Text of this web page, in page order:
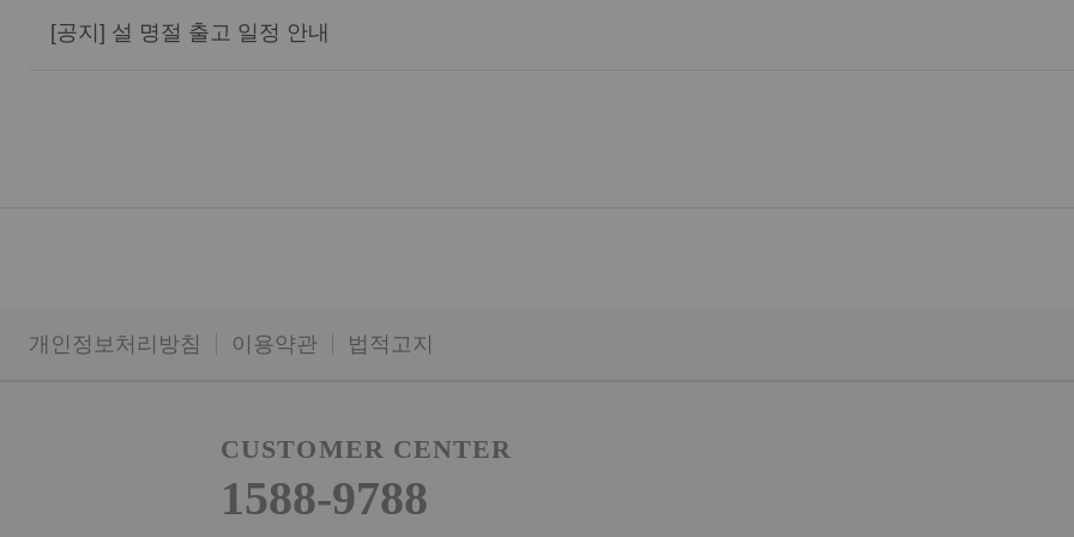
[공지] 설 명절 출고 일정 안내
개인정보처리방침 이용약관 법적고지
CUSTOMER CENTER
1588-9788